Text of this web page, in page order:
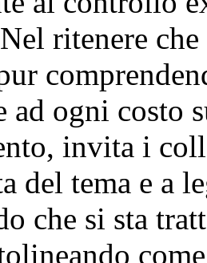
ritenere che
ad ogni costo
invita i
del tema e a
che si sta